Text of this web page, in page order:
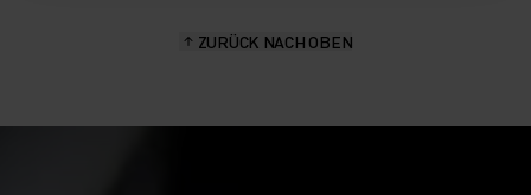
ZURÜCK NACH OBEN